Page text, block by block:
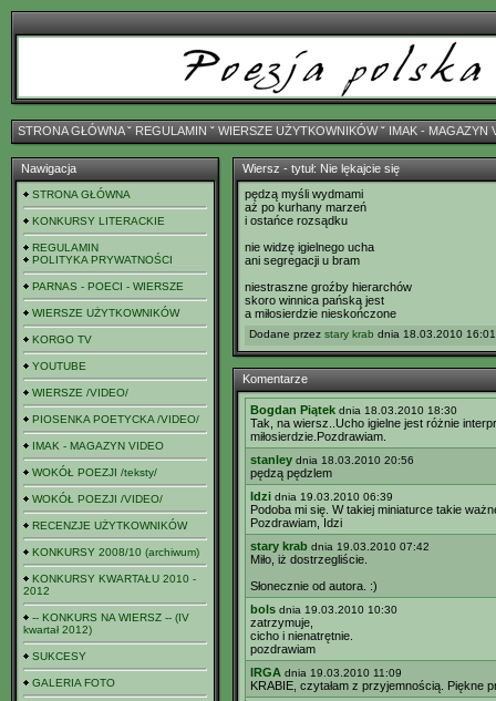
STRONA GŁÓWNAˇ REGULAMIN ˇ WIERSZE UŻYTKOWNIKÓWˇ IMAK - MAGAZYN
Nawigacja
STRONA GŁÓWNA
KONKURSY LITERACKIE
REGULAMIN
POLITYKA PRYWATNOŚCI
PARNAS - POECI - WIERSZE
WIERSZE UŻYTKOWNIKÓW
KORGO TV
YOUTUBE
WIERSZE /VIDEO/
PIOSENKA POETYCKA /VIDEO/
IMAK - MAGAZYN VIDEO
WOKÓŁ POEZJI /teksty/
WOKÓŁ POEZJI /VIDEO/
RECENZJE UŻYTKOWNIKÓW
KONKURSY 2008/10 (archiwum)
KONKURSY KWARTAŁU 2010 -
2012
-- KONKURS NA WIERSZ -- (IV
kwartał 2012)
SUKCESY
GALERIA FOTO
Wiersz - tytuł: Nie lękajcie się
pędzą myśli wydmami
aż po kurhany marzeń
i ostańce rozsądku
nie widzę igielnego ucha
ani segregacji u bram
niestraszne groźby hierarchów
skoro winnica pańską jest
a miłosierdzie nieskończone
Dodane przez stary krab dnia 18.03.2010 16:01
Komentarze
Bogdan Piątek dnia 18.03.2010 18:30
Tak, na wiersz..Ucho igielne jest różnie
miłosierdzie.Pozdrawiam.
stanley dnia 18.03.2010 20:56
pędzą pędzlem
Idzi dnia 19.03.2010 06:39
Podoba mi się. W takiej miniaturce takie
Pozdrawiam, Idzi
stary krab dnia 19.03.2010 07:42
Miło, iż dostrzegliście.
Słonecznie od autora. :)
bols dnia 19.03.2010 10:30
zatrzymuje,
cicho i nienatrętnie.
pozdrawiam
IRGA dnia 19.03.2010 11:09
KRABIE, czytałam z przyjemnością. Piękne